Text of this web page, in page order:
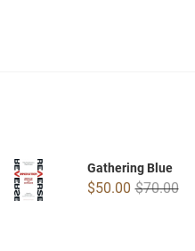
Gathering Blue
$70.00
$50.00